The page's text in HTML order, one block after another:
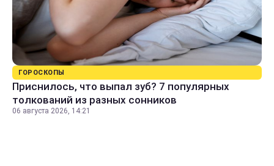
ГОРОСКОПЫ
Приснилось, что выпал зуб? 7 популярных
толкований из разных сонников
06 августа 2026, 14:21